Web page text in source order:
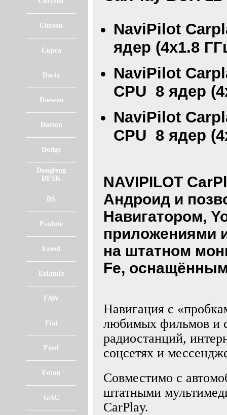
Citroen
Cupra
Dacia
Daewoo
Datsun
Dodge
Dongfeng
DFSK
DS
Evolute
Exeed
Exlantix
FAW
Fiat
Ford
Foton
GAC
NaviPilot
ядер (4х1.8
NaviPilot
CPU 8 ядер
NaviPilot
CPU 8 ядер
NAVIPILOT
Андроид и
Навигатором,
приложениями
на штатном
Fe,
Навигация с
любимых фильмов и
радиостанций,
соцсетях и
Совместимо с
штатными
CarPlay.